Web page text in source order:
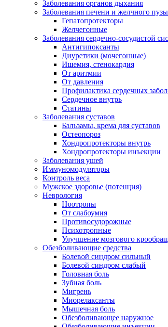
Заболевания органов дыхания
Заболевания печени и желчного
Гепатопротекторы
Желчегонные
Заболевания сердечно-сосудистой
Антигипоксанты
Диуретики (мочегонные)
Ишемия, стенокардия
От аритмии
От давления
Профилактика сердечных
Сердечное внутрь
Статины
Заболевания суставов
Бальзамы, крема для суставов
Остеопороз
Хондропротекторы внутрь
Хондропротекторы инъекции
Заболевания ушей
Иммуномодуляторы
Контроль веса
Мужское здоровье (потенция)
Неврология
Ноотропы
От слабоумия
Противосудорожные
Психотропные
Улучшение мозгового
Обезболивающие средства
Болевой синдром сильный
Болевой синдром слабый
Головная боль
Зубная боль
Мигрень
Миорелаксанты
Мышечная боль
Обезболивающее наружное